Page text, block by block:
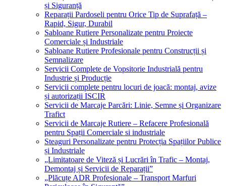
și Siguranță
Reparații Pardoseli pentru Orice Tip de Suprafață –
Rapid, Sigur, Durabil
Sabloane Rutiere Personalizate pentru Proiecte
Comerciale și Industriale
Sabloane Rutiere Profesionale pentru Construcții și
Semnalizare
Servicii Complete de Vopsitorie Industrială pentru
Industrie și Producție
Servicii complete pentru locuri de joacă: montaj, avize
și autorizații ISCIR
Servicii de Marcaje Parcări: Linie, Semne și Organizare
Trafict
Servicii de Marcaje Rutiere – Refacere Profesională
pentru Spații Comerciale si industriale
Steaguri Personalizate pentru Protecția Spațiilor Publice
și Industriale
„Limitatoare de Viteză și Lucrări în Trafic – Montaj,
Demontaj și Servicii de Reparații”
„Plăcuțe ADR Profesionale – Transport Marfuri